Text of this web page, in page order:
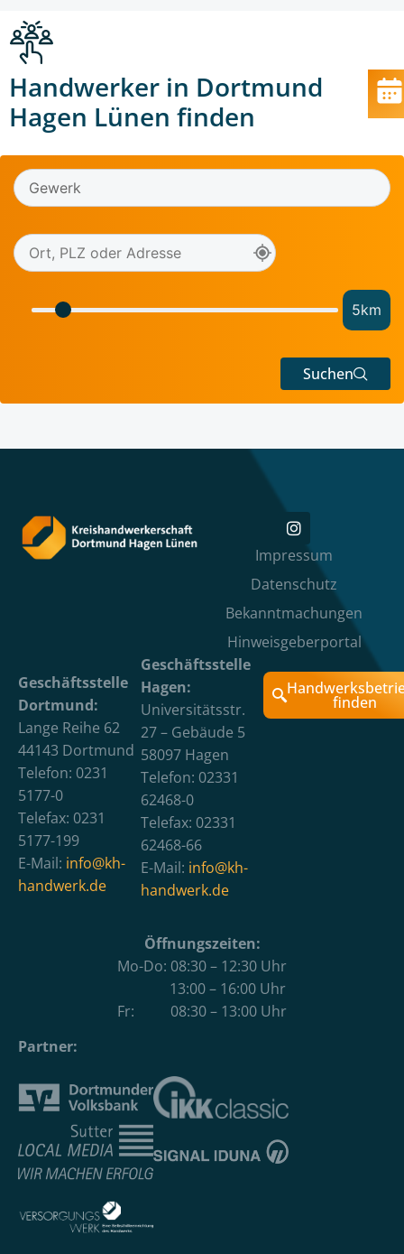
Handwerker in Dortmund
Hagen Lünen finden
5km
Suchen
Impressum
Datenschutz
Bekanntmachungen
Hinweisgeberportal
Geschäftsstelle
Dortmund:
Lange Reihe 62
44143 Dortmund
Telefon: 0231
5177-0
Telefax: 0231
5177-199
E-Mail: info@kh-
handwerk.de
Geschäftsstelle
Hagen:
Universitätsstr.
27 – Gebäude 5
58097 Hagen
Telefon: 02331
62468-0
Telefax: 02331
62468-66
E-Mail: info@kh-
handwerk.de
finden
Öffnungszeiten:
Mo-Do: 08:30 – 12:30 Uhr
13:00 – 16:00 Uhr
Fr: 08:30 – 13:00 Uhr
Partner: